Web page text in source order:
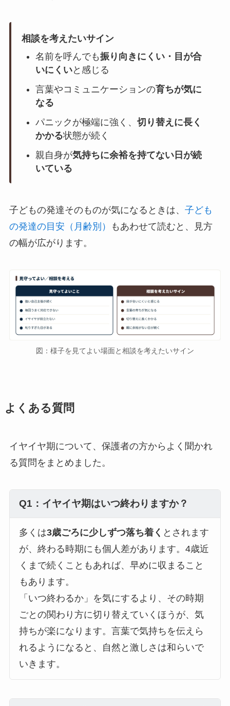
相談を考えたいサイン
名前を呼んでも振り向きにくい・目が合
いにくいと感じる
言葉やコミュニケーションの育ちが気に
なる
パニックが極端に強く、 切り替えに長く
かかる状態が続く
親自身が気持ちに余裕を持てない日が続
いている
子どもの発達そのものが気になるときは、 子ども
の発達の目安（月齢別）
もあわせて読むと、見方
の幅が広がります。
図：様子を見てよい場面と相談を考えたいサイン
よくある質問
イヤイヤ期について、保護者の方からよく聞かれ
る質問をまとめました。
Q1：イヤイヤ期はいつ終わりますか？
多くは3歳ごろに少しずつ落ち着く とされます
が、終わる時期にも個人差があります。4歳近
くまで続くこともあれば、早めに収まること
もあります。
「いつ終わるか」を気にするより、その時期
ごとの関わり方に切り替えていくほうが、気
持ちが楽になります。言葉で気持ちを伝えら
れるようになると、自然と激しさは和らいで
いきます。